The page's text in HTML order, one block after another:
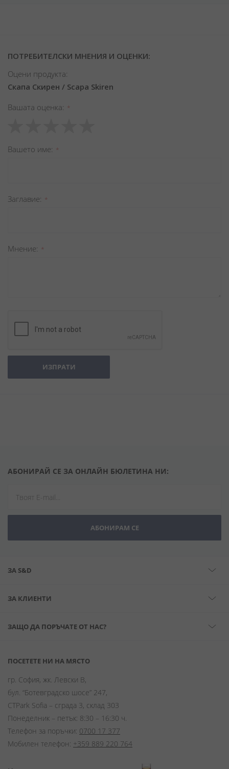
ПОТРЕБИТЕЛСКИ МНЕНИЯ И ОЦЕНКИ:
Оцени продукта:
Скапа Скирен / Scapa Skiren
Вашата оценка
star
stars
stars
stars
stars
Вашето име
Заглавиe
Мнение
ИЗПРАТИ
АБОНИРАЙ СЕ ЗА ОНЛАЙН БЮЛЕТИНА НИ:
АБОНИРАМ СЕ
ЗА S&D
ЗА КЛИЕНТИ
ЗАЩО ДА ПОРЪЧАТЕ ОТ НАС?
ПОСЕТЕТЕ НИ НА МЯСТО
гр. София, жк. Левски В,
бул. “Ботевградско шосе” 247,
CTPark Sofia – сграда 3, склад 303
Понеделник – петък: 8:30 – 16:30 ч.
Телефон за поръчки: 0700 17 377
Мобилен телефон: +359 889 220 764